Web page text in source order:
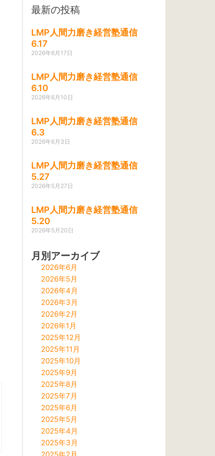
最新の投稿
LMP人間力磨き経営塾通信
6.17
2026年6月17日
LMP人間力磨き経営塾通信
6.10
2026年6月10日
LMP人間力磨き経営塾通信
6.3
2026年6月3日
LMP人間力磨き経営塾通信
5.27
2026年5月27日
LMP人間力磨き経営塾通信
5.20
2026年5月20日
月別アーカイブ
2026年6月
2026年5月
2026年4月
2026年3月
2026年2月
2026年1月
2025年12月
2025年11月
2025年10月
2025年9月
2025年8月
2025年7月
2025年6月
2025年5月
2025年4月
2025年3月